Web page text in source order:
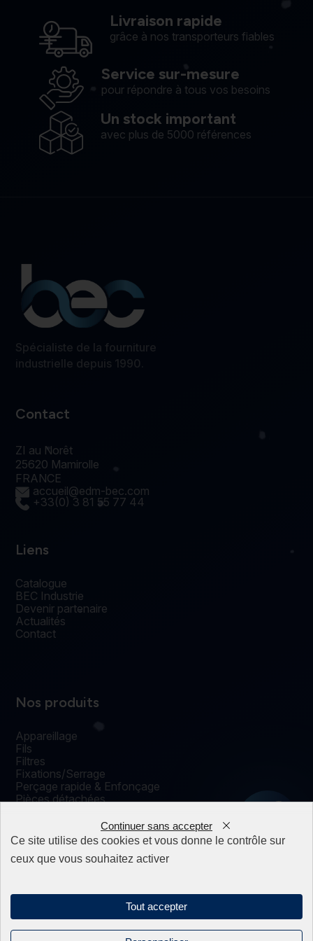
Livraison rapide
grâce à nos transporteurs fiables
Service sur-mesure
pour répondre à tous vos besoins
Un stock important
avec plus de 5000 références
Spécialiste de la fourniture
industrielle depuis 1990.
Contact
ZI au Norêt
25620 Mamirolle
FRANCE
accueil@edm-bec.com
+33(0) 3 81 55 77 44
Liens
Catalogue
BEC Industrie
Devenir partenaire
Actualités
Contact
Nos produits
Appareillage
Fils
Filtres
Fixations/Serrage
Perçage rapide & Enfonçage
Pièces détachées
Politique de confidentialité
Ce site utilise des cookies et vous donne le contrôle sur
ceux que vous souhaitez activer
Tout accepter
Continuer sans accepter